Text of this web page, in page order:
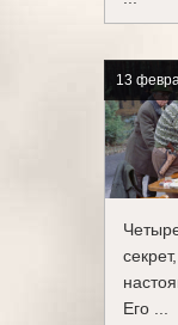
13
Его ...